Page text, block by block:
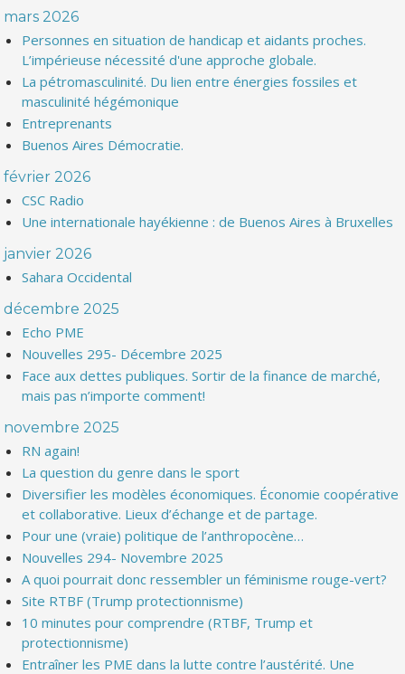
mars 2026
Personnes en situation de handicap et aidants proches.
L’impérieuse nécessité d'une approche globale.
La pétromasculinité. Du lien entre énergies fossiles et
masculinité hégémonique
Entreprenants
Buenos Aires Démocratie.
février 2026
CSC Radio
Une internationale hayékienne : de Buenos Aires à Bruxelles
janvier 2026
Sahara Occidental
décembre 2025
Echo PME
Nouvelles 295- Décembre 2025
Face aux dettes publiques. Sortir de la finance de marché,
mais pas n’importe comment!
novembre 2025
RN again!
La question du genre dans le sport
Diversifier les modèles économiques. Économie coopérative
et collaborative. Lieux d’échange et de partage.
Pour une (vraie) politique de l’anthropocène…
Nouvelles 294- Novembre 2025
A quoi pourrait donc ressembler un féminisme rouge-vert?
Site RTBF (Trump protectionnisme)
10 minutes pour comprendre (RTBF, Trump et
protectionnisme)
Entraîner les PME dans la lutte contre l’austérité. Une